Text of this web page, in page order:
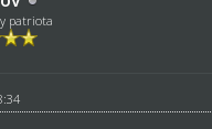
patriota